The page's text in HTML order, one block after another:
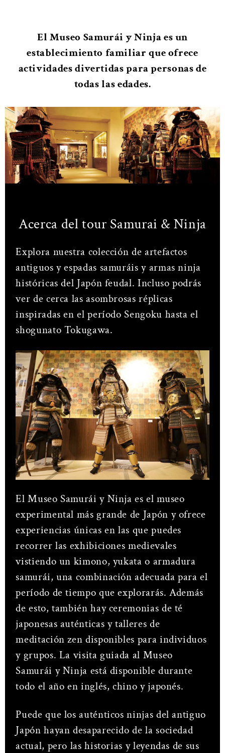
El Museo Samurái y Ninja es un
establecimiento familiar que ofrece
actividades divertidas para personas de
todas las edades.
Acerca del tour Samurai & Ninja
Explora nuestra colección de artefactos
antiguos y espadas samuráis y armas ninja
históricas del Japón feudal. Incluso podrás
ver de cerca las asombrosas réplicas
inspiradas en el período Sengoku hasta el
shogunato Tokugawa.
El Museo Samurái y Ninja es el museo
experimental más grande de Japón y ofrece
experiencias únicas en las que puedes
recorrer las exhibiciones medievales
vistiendo un kimono, yukata o armadura
samurái, una combinación adecuada para el
período de tiempo que explorarás. Además
de esto, también hay ceremonias de té
japonesas auténticas y talleres de
meditación zen disponibles para individuos
y grupos. La visita guiada al Museo
Samurái y Ninja está disponible durante
todo el año en inglés, chino y japonés.
Puede que los auténticos ninjas del antiguo
Japón hayan desaparecido de la sociedad
actual, pero las historias y leyendas de sus